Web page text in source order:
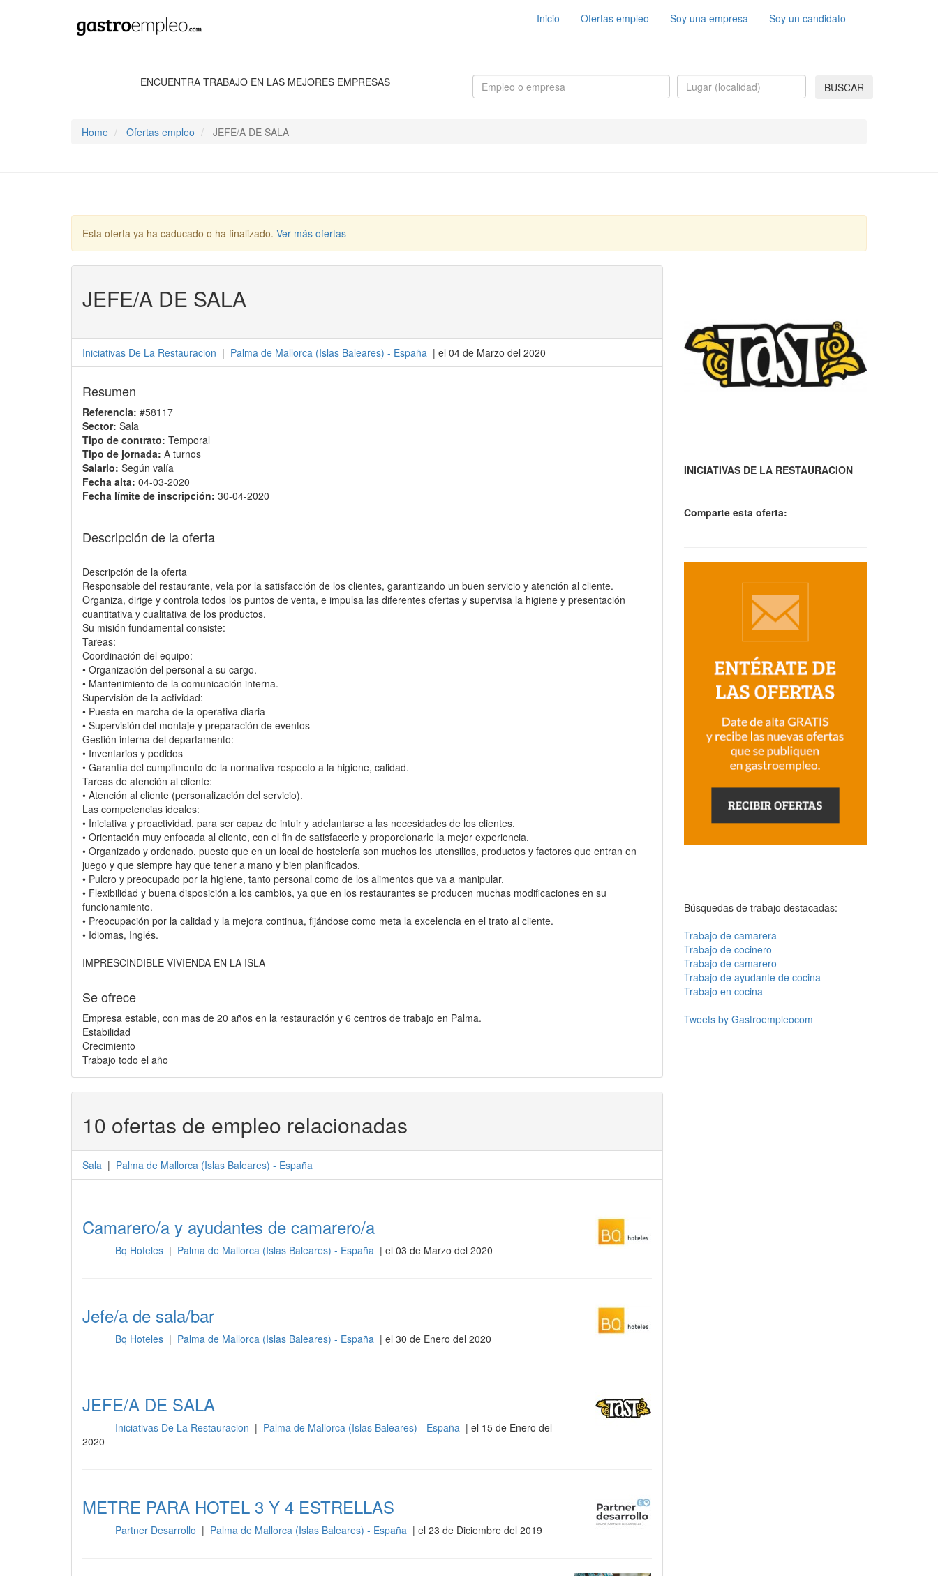
Inicio Ofertas empleo Soy una empresa Soy un candidato
ENCUENTRA TRABAJO EN LAS MEJORES EMPRESAS BUSCAR
Home Ofertas empleo JEFE/A DE SALA
Esta oferta ya ha caducado o ha finalizado. Ver más ofertas
JEFE/A DE SALA
Iniciativas De La Restauracion | Palma de Mallorca (Islas Baleares) - España | el 04 de Marzo del 2020
Resumen
Referencia: #58117
Sector: Sala
Tipo de contrato: Temporal
Tipo de jornada: A turnos
Salario: Según valía
Fecha alta: 04-03-2020
Fecha límite de inscripción: 30-04-2020
Descripción de la oferta
Descripción de la oferta
Responsable del restaurante, vela por la satisfacción de los clientes, garantizando un buen servicio y atención al cliente.
Organiza, dirige y controla todos los puntos de venta, e impulsa las diferentes ofertas y supervisa la higiene y presentación
cuantitativa y cualitativa de los productos.
Su misión fundamental consiste:
Tareas:
Coordinación del equipo:
• Organización del personal a su cargo.
• Mantenimiento de la comunicación interna.
Supervisión de la actividad:
• Puesta en marcha de la operativa diaria
• Supervisión del montaje y preparación de eventos
Gestión interna del departamento:
• Inventarios y pedidos
• Garantía del cumplimento de la normativa respecto a la higiene, calidad.
Tareas de atención al cliente:
• Atención al cliente (personalización del servicio).
Las competencias ideales:
• Iniciativa y proactividad, para ser capaz de intuir y adelantarse a las necesidades de los clientes.
• Orientación muy enfocada al cliente, con el fin de satisfacerle y proporcionarle la mejor experiencia.
• Organizado y ordenado, puesto que en un local de hostelería son muchos los utensilios, productos y factores que entran en
juego y que siempre hay que tener a mano y bien planificados.
• Pulcro y preocupado por la higiene, tanto personal como de los alimentos que va a manipular.
• Flexibilidad y buena disposición a los cambios, ya que en los restaurantes se producen muchas modificaciones en su
funcionamiento.
• Preocupación por la calidad y la mejora continua, fijándose como meta la excelencia en el trato al cliente.
• Idiomas, Inglés.
IMPRESCINDIBLE VIVIENDA EN LA ISLA
Se ofrece
Empresa estable, con mas de 20 años en la restauración y 6 centros de trabajo en Palma.
Estabilidad
Crecimiento
Trabajo todo el año
10 ofertas de empleo relacionadas
Sala | Palma de Mallorca (Islas Baleares) - España
Camarero/a y ayudantes de camarero/a
Bq Hoteles | Palma de Mallorca (Islas Baleares) - España | el 03 de Marzo del 2020
Jefe/a de sala/bar
Bq Hoteles | Palma de Mallorca (Islas Baleares) - España | el 30 de Enero del 2020
JEFE/A DE SALA
Iniciativas De La Restauracion | Palma de Mallorca (Islas Baleares) - España | el 15 de Enero del
2020
METRE PARA HOTEL 3 Y 4 ESTRELLAS
Partner Desarrollo | Palma de Mallorca (Islas Baleares) - España | el 23 de Diciembre del 2019
INICIATIVAS DE LA RESTAURACION
Comparte esta oferta:
Búsquedas de trabajo destacadas:
Trabajo de camarera
Trabajo de cocinero
Trabajo de camarero
Trabajo de ayudante de cocina
Trabajo en cocina
Tweets by Gastroempleocom